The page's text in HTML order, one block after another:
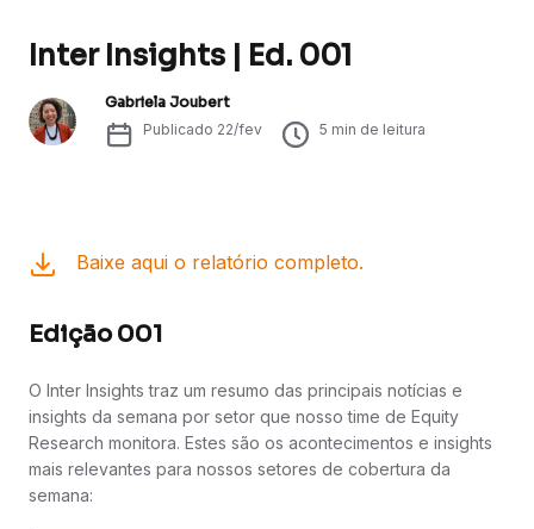
Inter Insights | Ed. 001
Gabriela Joubert
Publicado 22/fev 5 min de leitura
Baixe aqui o relatório completo.
Edição 001
O Inter Insights traz um resumo das principais notícias e
insights da semana por setor que nosso time de Equity
Research monitora. Estes são os acontecimentos e insights
mais relevantes para nossos setores de cobertura da
semana: